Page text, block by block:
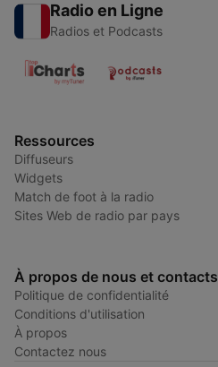
Radio en Ligne
Radios et Podcasts
Ressources
Diffuseurs
Widgets
Match de foot à la radio
Sites Web de radio par pays
À propos de nous et contacts
Politique de confidentialité
Conditions d'utilisation
À propos
Contactez nous